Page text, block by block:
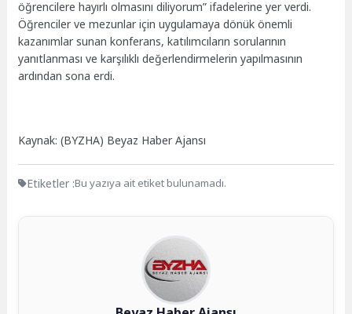
öğrencilere hayırlı olmasını diliyorum” ifadelerine yer verdi.
Öğrenciler ve mezunlar için uygulamaya dönük önemli
kazanımlar sunan konferans, katılımcıların sorularının
yanıtlanması ve karşılıklı değerlendirmelerin yapılmasının
ardından sona erdi.
Kaynak: (BYZHA) Beyaz Haber Ajansı
Etiketler :Bu yazıya ait etiket bulunamadı.